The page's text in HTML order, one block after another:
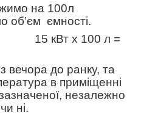
на 100л
об’єм ємності.
100 л =
вечора до ранку, та
в приміщенні
незалежно
ні.